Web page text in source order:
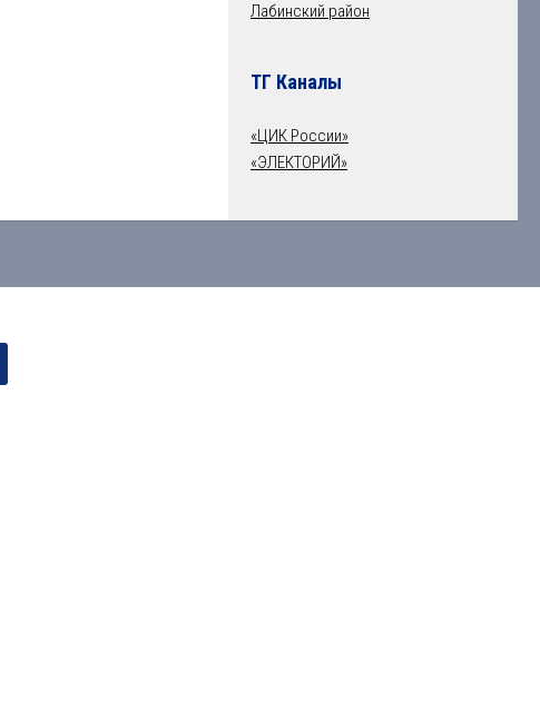
Лабинский район
ТГ Каналы
«ЦИК России»
«ЭЛЕКТОРИЙ»